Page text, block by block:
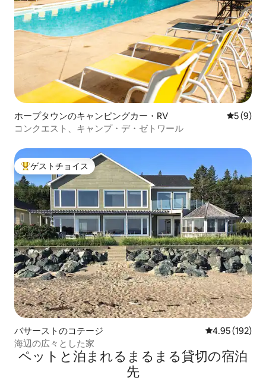
ホープタウンのキャンピングカー・RV レビュー
5 (9)
コンクエスト、キャンプ・デ・ゼトワール
大好評のゲストチョイスです。
ゲストチョイス
バサーストのコテージ レビュー192
4.95 (192)
海辺の広々とした家
ペットと泊まれるまるまる貸切の宿泊
先